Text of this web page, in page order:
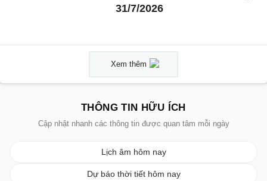
31/7/2026
Xem thêm
THÔNG TIN HỮU ÍCH
Cập nhật nhanh các thông tin được quan tâm mỗi ngày
Lịch âm hôm nay
Dự báo thời tiết hôm nay